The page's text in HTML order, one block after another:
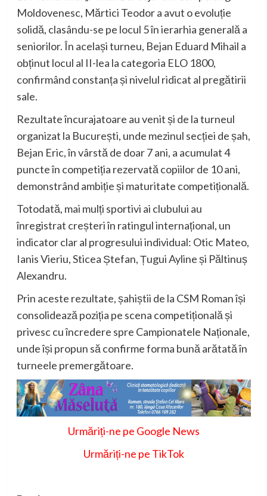
Moldovenesc, Mărtici Teodor a avut o evoluție
solidă, clasându-se pe locul 5 în ierarhia generală a
seniorilor. În același turneu, Bejan Eduard Mihail a
obținut locul al II-lea la categoria ELO 1800,
confirmând constanța și nivelul ridicat al pregătirii
sale.
Rezultate încurajatoare au venit și de la turneul
organizat la București, unde mezinul secției de șah,
Bejan Eric, în vârstă de doar 7 ani, a acumulat 4
puncte în competiția rezervată copiilor de 10 ani,
demonstrând ambiție și maturitate competițională.
Totodată, mai mulți sportivi ai clubului au
înregistrat creșteri în ratingul internațional, un
indicator clar al progresului individual: Otic Mateo,
Ianis Vieriu, Sticea Ștefan, Țugui Ayline și Păltinuș
Alexandru.
Prin aceste rezultate, șahiștii de la CSM Roman își
consolidează poziția pe scena competițională și
privesc cu încredere spre Campionatele Naționale,
unde își propun să confirme forma bună arătată în
turneele premergătoare.
Urmăriți-ne pe Google News
Urmăriți-ne pe TikTok